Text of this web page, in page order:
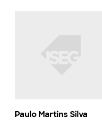
Paulo Martins Silva